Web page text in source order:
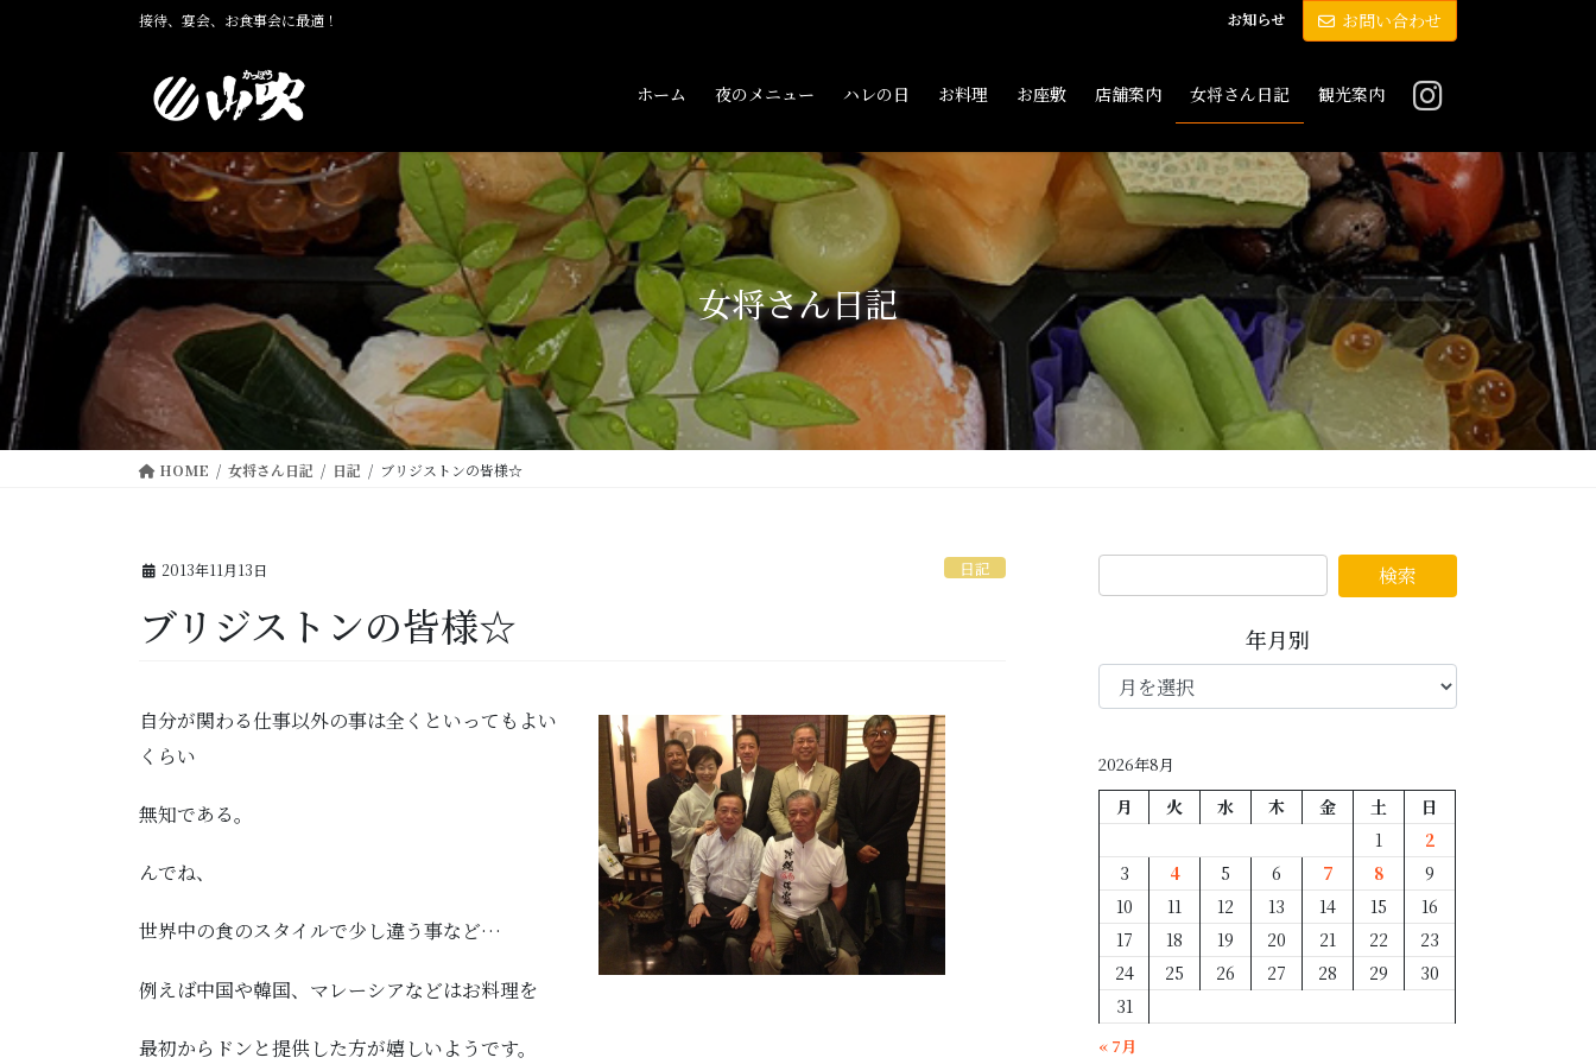
移
動
接待、宴会、お食事会に最適！ お知らせ お問い合わせ
ホーム 夜のメニュー ハレの日 お料理 お座敷 店舗案内 女将さん日記 観光案内
女将さん日記
HOME 女将さん日記 日記 ブリジストンの皆様☆
2013年11月13日 日記
ブリジストンの皆様☆
自分が関わる仕事以外の事は全くといってもよい
くらい
無知である。
んでね、
世界中の食のスタイルで少し違う事など…
例えば中国や韓国、マレーシアなどはお料理を
最初からドンと提供した方が嬉しいようです。
年月別
年
2026年8月
月 火 水 木 金 土
日
1
2
3
4 5 6 7 8
9
10
11 12 13 14 15
16
17
18 19 20 21 22
23
24
25 26 27 28 29
30
31
« 7月